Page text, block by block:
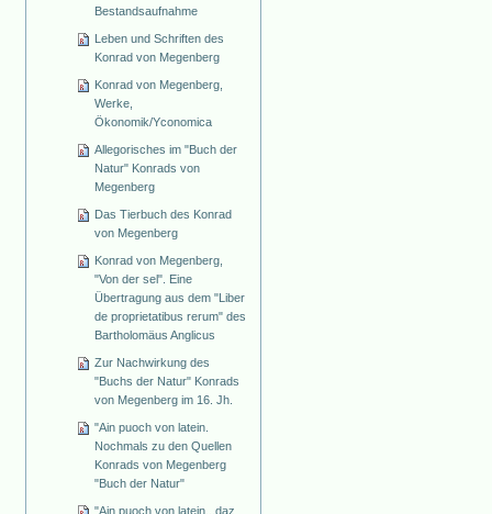
Bestandsaufnahme
Leben und Schriften des
Konrad von Megenberg
Konrad von Megenberg,
Werke,
Ökonomik/Yconomica
Allegorisches im "Buch der
Natur" Konrads von
Megenberg
Das Tierbuch des Konrad
von Megenberg
Konrad von Megenberg,
"Von der sel". Eine
Übertragung aus dem "Liber
de proprietatibus rerum" des
Bartholomäus Anglicus
Zur Nachwirkung des
"Buchs der Natur" Konrads
von Megenberg im 16. Jh.
"Ain puoch von latein.
Nochmals zu den Quellen
Konrads von Megenberg
"Buch der Natur"
"Ain puoch von latein...daz